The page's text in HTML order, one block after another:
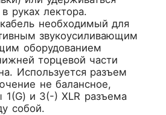
руках лектора.
необходимый для
звукоусиливающим
оборудованием
торцевой части
Используется разъем
не балансное,
1(G) и 3(-) XLR разъема
собой.